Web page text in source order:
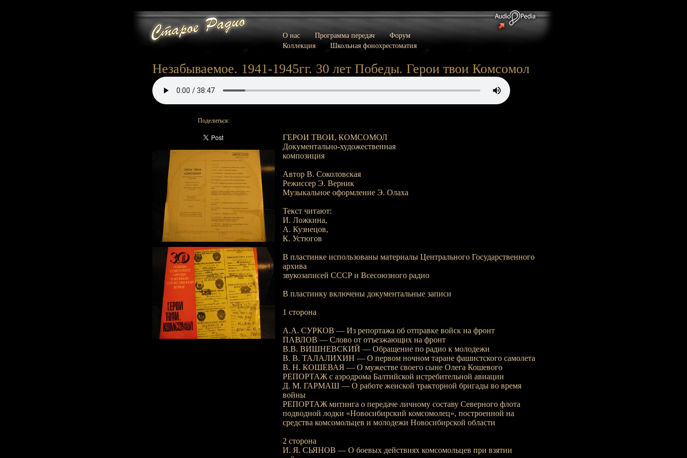
О нас Программа передач
Форум
Коллекция
Школьная фонохрестоматия
Незабываемое. 1941-1945гг. 30 лет Победы. Герои твои Комсомол
Поделиться:
ГЕРОИ ТВОИ, КОМСОМОЛ
Документально-художественная
композиция
Автор В. Соколовская
Режиссер Э. Верник
Музыкальное оформление Э. Олаха
Текст читают:
И. Ложкина,
А. Кузнецов,
К. Устюгов
В пластинке использованы материалы Центрального Государственного
архива
звукозаписей СССР и Всесоюзного радио
В пластинку включены документальные записи
1 сторона
A.А. СУРКОВ — Из репортажа об отправке войск на фронт
ПАВЛОВ — Слово от отъезжающих на фронт
B.В. ВИШНЕВСКИЙ — Обращение по радио к молодежи
В. В. ТАЛАЛИХИН — О первом ночном таране фашистского самолета
В. Н. КОШЕВАЯ — О мужестве своего сыне Олега Кошевого
РЕПОРТАЖ с аэродрома Балтийской истребительной авиации
Д. М. ГАРМАШ — О работе женской тракторной бригады во время
войны
РЕПОРТАЖ митинга о передаче личному составу Северного флота
подводной лодки «Новосибирский комсомолец», построенной на
средства комсомольцев и молодежи Новосибирской области
2 сторона
И. Я. СЬЯНОВ — О боевых действиях комсомольцев при взятии